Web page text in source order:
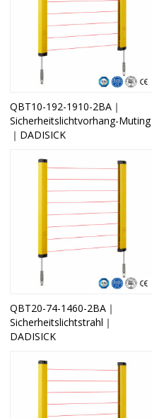
QBT10-192-1910-2BA｜
Sicherheitslichtvorhang-Muting
｜DADISICK
QBT20-74-1460-2BA｜
Sicherheitslichtstrahl｜
DADISICK